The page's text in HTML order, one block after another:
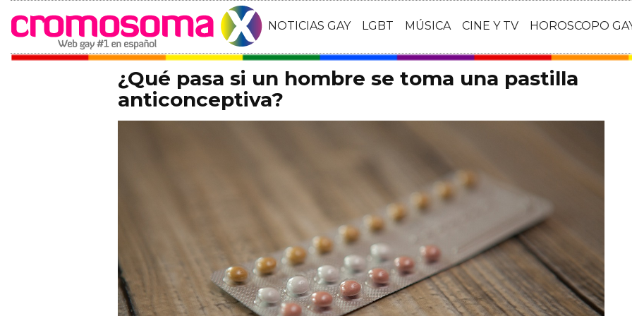
NOTICIAS GAY LGBT MÚSICA CINE Y TV HOROSCOPO
¿Qué pasa si un hombre se toma una pastilla
anticonceptiva?